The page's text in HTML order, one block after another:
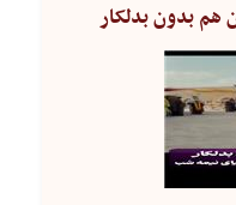
هم بدون بدلکار